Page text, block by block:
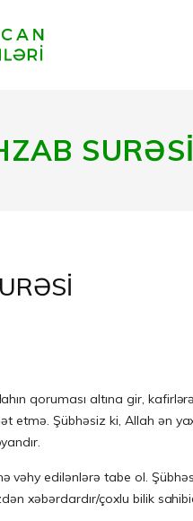
SURƏSİ
qoruması altına gir,
etmə. Şübhəsiz ki, Allah ən
vəhy edilənlərə tabe ol.
xəbərdardır/çoxlu bilik